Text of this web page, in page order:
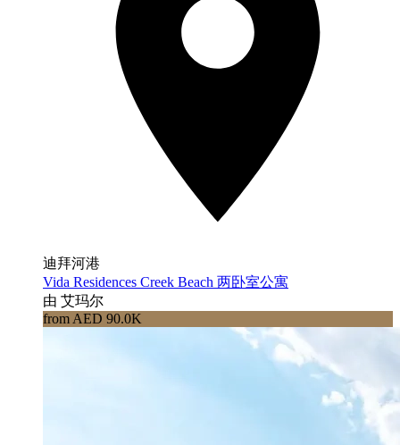
迪拜河港
Vida Residences Creek Beach 两卧室公寓
由 艾玛尔
from AED 90.0K